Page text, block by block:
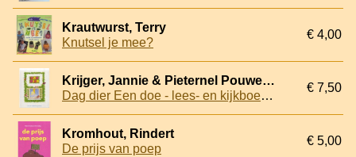
Krautwurst, Terry
Knutsel je mee?
€ 4,00
Krijger, Jannie & Pieternel Pouwels (illustraties)
Dag dier Een doe - lees- en kijkboek voor jonge kinderen
€ 7,50
Kromhout, Rindert
De prijs van poep
€ 5,00